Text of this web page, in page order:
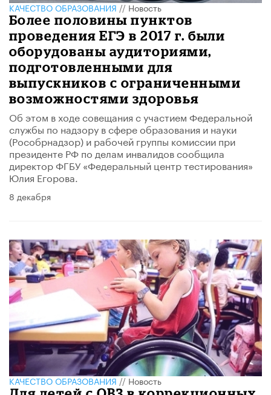
КАЧЕСТВО ОБРАЗОВАНИЯ//Новость
Более половины пунктов
проведения ЕГЭ в 2017 г. были
оборудованы аудиториями,
подготовленными для
выпускников с ограниченными
возможностями здоровья
Об этом в ходе совещания с участием Федеральной
службы по надзору в сфере образования и науки
(Рособрнадзор) и рабочей группы комиссии при
президенте РФ по делам инвалидов сообщила
директор ФГБУ «Федеральный центр тестирования»
Юлия Егорова.
8 декабря
КАЧЕСТВО ОБРАЗОВАНИЯ//Новость